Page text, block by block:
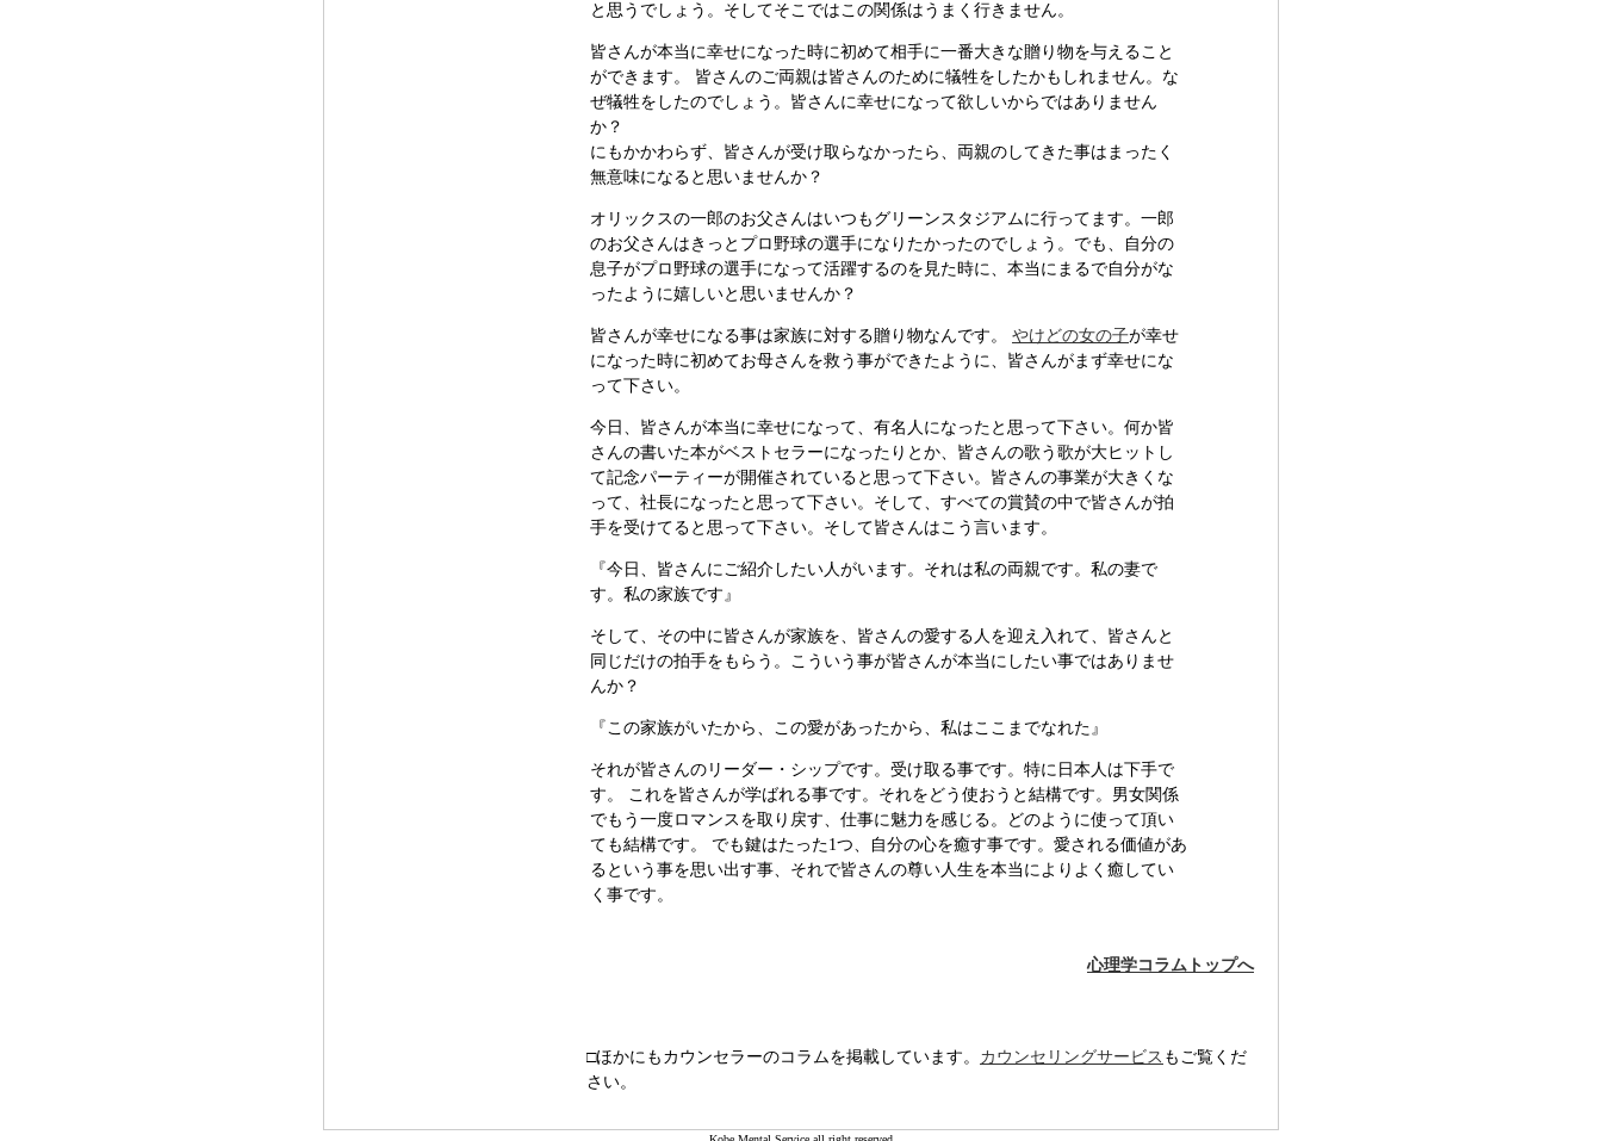
と思うでしょう。そしてそこではこの関係はうまく行きません。
皆さんが本当に幸せになった時に初めて相手に一番大きな贈り物を与えること
ができます。 皆さんのご両親は皆さんのために犠牲をしたかもしれません。な
ぜ犠牲をしたのでしょう。皆さんに幸せになって欲しいからではありません
か？
にもかかわらず、皆さんが受け取らなかったら、両親のしてきた事はまったく
無意味になると思いませんか？
オリックスの一郎のお父さんはいつもグリーンスタジアムに行ってます。一郎
のお父さんはきっとプロ野球の選手になりたかったのでしょう。でも、自分の
息子がプロ野球の選手になって活躍するのを見た時に、本当にまるで自分がな
ったように嬉しいと思いませんか？
皆さんが幸せになる事は家族に対する贈り物なんです。 やけどの女の子が幸せ
になった時に初めてお母さんを救う事ができたように、皆さんがまず幸せにな
って下さい。
今日、皆さんが本当に幸せになって、有名人になったと思って下さい。何か皆
さんの書いた本がベストセラーになったりとか、皆さんの歌う歌が大ヒットし
て記念パーティーが開催されていると思って下さい。皆さんの事業が大きくな
って、社長になったと思って下さい。そして、すべての賞賛の中で皆さんが拍
手を受けてると思って下さい。そして皆さんはこう言います。
『今日、皆さんにご紹介したい人がいます。それは私の両親です。私の妻で
す。私の家族です』
そして、その中に皆さんが家族を、皆さんの愛する人を迎え入れて、皆さんと
同じだけの拍手をもらう。こういう事が皆さんが本当にしたい事ではありませ
んか？
『この家族がいたから、この愛があったから、私はここまでなれた』
それが皆さんのリーダー・シップです。受け取る事です。特に日本人は下手で
す。 これを皆さんが学ばれる事です。それをどう使おうと結構です。男女関係
でもう一度ロマンスを取り戻す、仕事に魅力を感じる。どのように使って頂い
ても結構です。 でも鍵はたった1つ、自分の心を癒す事です。愛される価値があ
るという事を思い出す事、それで皆さんの尊い人生を本当によりよく癒してい
く事です。
心理学コラムトップへ
□ほかにもカウンセラーのコラムを掲載しています。 カウンセリングサービス もご覧くだ
さい。